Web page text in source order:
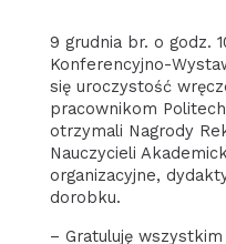
9 grudnia br. o godz.
Konferencyjno-
się uroczystość
pracownikom
otrzymali Nagrody
Nauczycieli
organizacyjne,
dorobku.
– Gratuluję